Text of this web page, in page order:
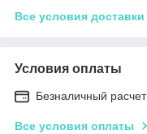
Все условия доставки
Условия оплаты
Безналичный расчет
Все условия оплаты